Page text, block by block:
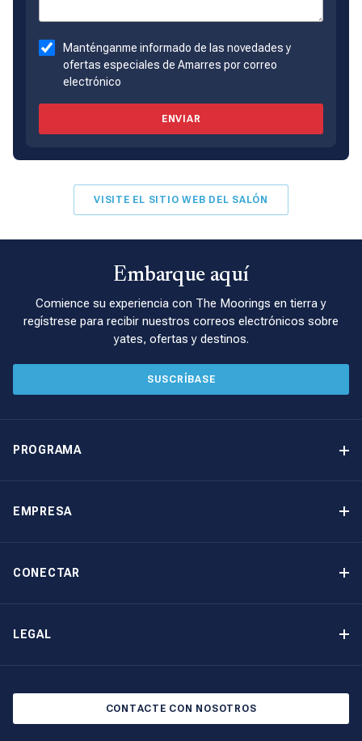
Manténganme informado de las novedades y
ofertas especiales de Amarres por correo
electrónico
ENVIAR
VISITE EL SITIO WEB DEL SALÓN
Embarque aquí
Comience su experiencia con The Moorings en tierra y
regístrese para recibir nuestros correos electrónicos sobre
yates, ofertas y destinos.
SUSCRÍBASE
PROGRAMA
EMPRESA
CONECTAR
LEGAL
CONTACTE CON NOSOTROS